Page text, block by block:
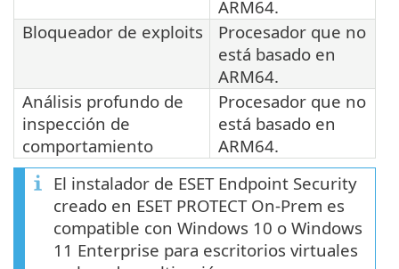
ARM64.
Bloqueador de exploits
Procesador que no
está basado en
ARM64.
Análisis profundo de
inspección de
comportamiento
Procesador que no
está basado en
ARM64.
El instalador de ESET Endpoint Security
creado en ESET PROTECT On-Prem es
compatible con Windows 10 o Windows
11 Enterprise para escritorios virtuales